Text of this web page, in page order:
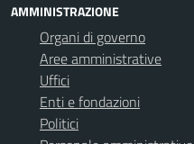
AMMINISTRAZIONE
Organi di governo
Aree amministrative
Uffici
Enti e fondazioni
Politici